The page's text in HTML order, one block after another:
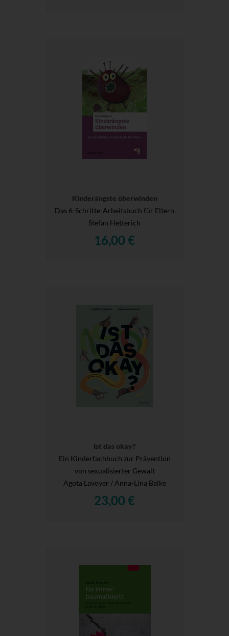
Kinderängste überwinden
Das 6-Schritte-Arbeitsbuch für Eltern
Stefan Hetterich
16,00 €
Ist das okay?
Ein Kinderfachbuch zur Prävention
von sexualisierter Gewalt
Agota Lavoyer / Anna-Lina Balke
23,00 €